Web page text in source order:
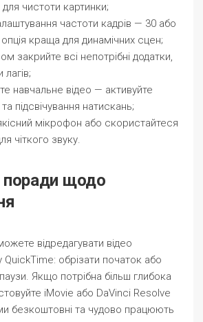
чистоти картинки;
частоти кадрів — 30 або
краща для динамічних сцен;
закрийте всі непотрібні додатки,
навчальне відео — активуйте
підсвічування натискань;
мікрофон або скористайтеся
чіткого звуку.
поради щодо
відредагувати відео
обрізати початок або
Якщо потрібна більш глибока
iMovie або DaVinci Resolve
безкоштовні та чудово працюють